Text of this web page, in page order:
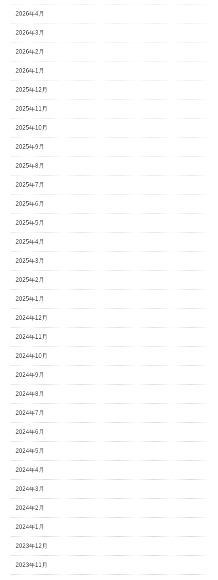
2026年4月
2026年3月
2026年2月
2026年1月
2025年12月
2025年11月
2025年10月
2025年9月
2025年8月
2025年7月
2025年6月
2025年5月
2025年4月
2025年3月
2025年2月
2025年1月
2024年12月
2024年11月
2024年10月
2024年9月
2024年8月
2024年7月
2024年6月
2024年5月
2024年4月
2024年3月
2024年2月
2024年1月
2023年12月
2023年11月